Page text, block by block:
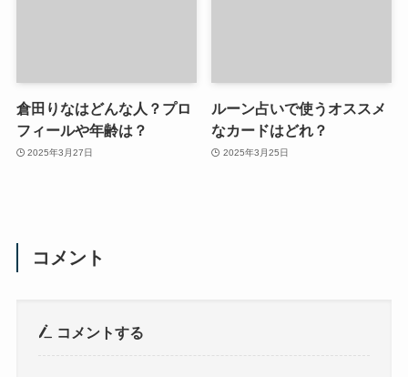
倉田りなはどんな人？プロ
フィールや年齢は？
2025年3月27日
ルーン占いで使うオススメ
なカードはどれ？
2025年3月25日
コメント
コメントする